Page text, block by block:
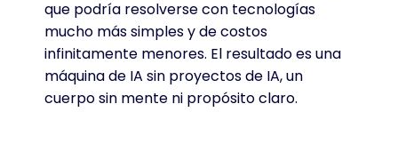
que podría resolverse con tecnologías
mucho más simples y de costos
infinitamente menores. El resultado es una
máquina de IA sin proyectos de IA, un
cuerpo sin mente ni propósito claro.